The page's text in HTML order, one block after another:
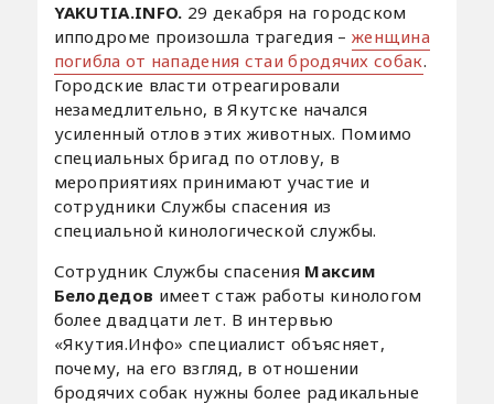
YAKUTIA.INFO. 29 декабря на городском
ипподроме произошла трагедия – женщина
погибла от нападения стаи бродячих собак.
Городские власти отреагировали
незамедлительно, в Якутске начался
усиленный отлов этих животных. Помимо
специальных бригад по отлову, в
мероприятиях принимают участие и
сотрудники Службы спасения из
специальной кинологической службы.
Сотрудник Службы спасения Максим
Белодедов имеет стаж работы кинологом
более двадцати лет. В интервью
«Якутия.Инфо» специалист объясняет,
почему, на его взгляд, в отношении
бродячих собак нужны более радикальные